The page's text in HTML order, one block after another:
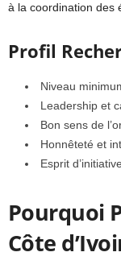
à la coordination des
Profil
Niveau
Leadership et
Bon sens de
Honnêteté et
Esprit
Pourquoi
Côte